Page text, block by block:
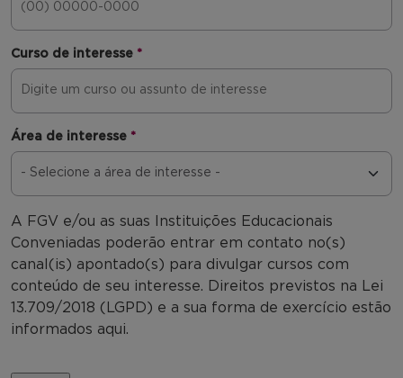
Curso de interesse *
Área de interesse *
A FGV e/ou as suas Instituições Educacionais
Conveniadas poderão entrar em contato no(s)
canal(is) apontado(s) para divulgar cursos com
conteúdo de seu interesse. Direitos previstos na Lei
13.709/2018 (LGPD) e a sua forma de exercício estão
informados aqui.